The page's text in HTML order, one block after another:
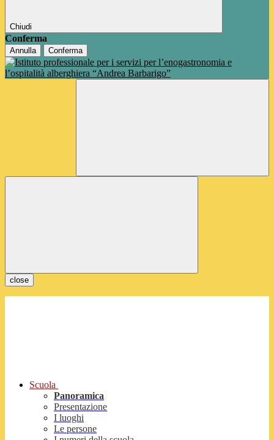
Chiudi
Conferma
Annulla Conferma
close
Scuola
Panoramica
Presentazione
I luoghi
Le persone